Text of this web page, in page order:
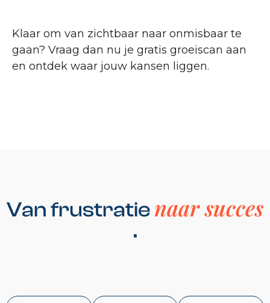
Klaar om van zichtbaar naar onmisbaar te
gaan? Vraag dan nu je gratis groeiscan aan
en ontdek waar jouw kansen liggen.
Van frustratie naar succes
.